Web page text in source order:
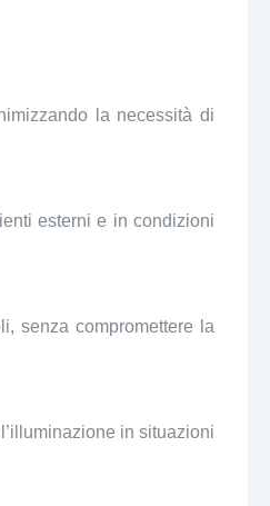
la necessità di
esterni e in condizioni
senza compromettere la
in situazioni